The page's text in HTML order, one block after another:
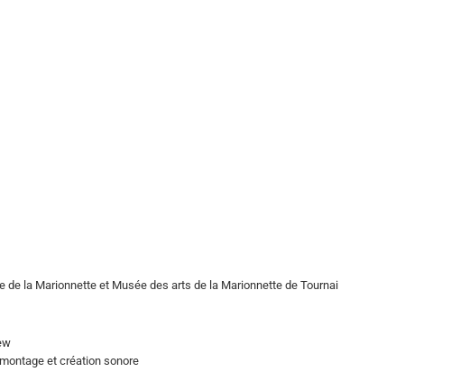
de la Marionnette et Musée des arts de la Marionnette de Tournai
et création sonore